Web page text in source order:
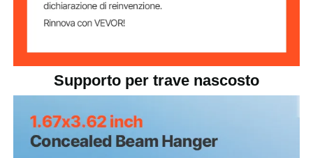
Supporto per trave nascosto